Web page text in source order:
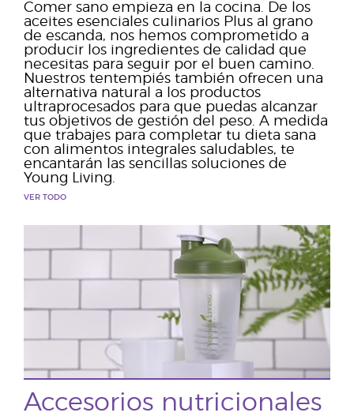
Comer sano empieza en la cocina. De los
aceites esenciales culinarios Plus al grano
de escanda, nos hemos comprometido a
producir los ingredientes de calidad que
necesitas para seguir por el buen camino.
Nuestros tentempiés también ofrecen una
alternativa natural a los productos
ultraprocesados para que puedas alcanzar
tus objetivos de gestión del peso. A medida
que trabajes para completar tu dieta sana
con alimentos integrales saludables, te
encantarán las sencillas soluciones de
Young Living.
VER TODO
Accesorios nutricionales